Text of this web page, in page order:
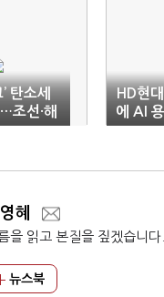
탄소세
조선·해
HD현
에 AI
혜
을 읽고 본질을 짚겠습니다.
뉴스북